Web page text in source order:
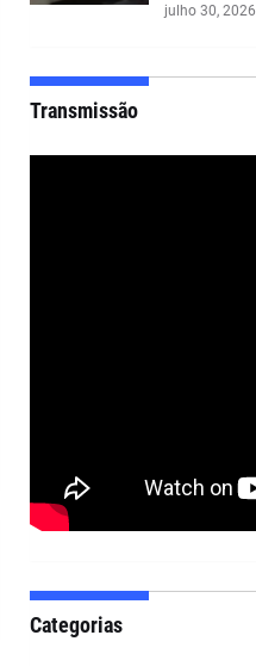
julho 30, 2026
Transmissão
Categorias